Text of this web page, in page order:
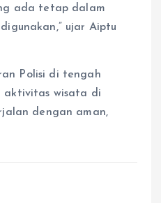
ada tetap dalam
ujar Aiptu
Polisi di tengah
aktivitas wisata di
dengan aman,